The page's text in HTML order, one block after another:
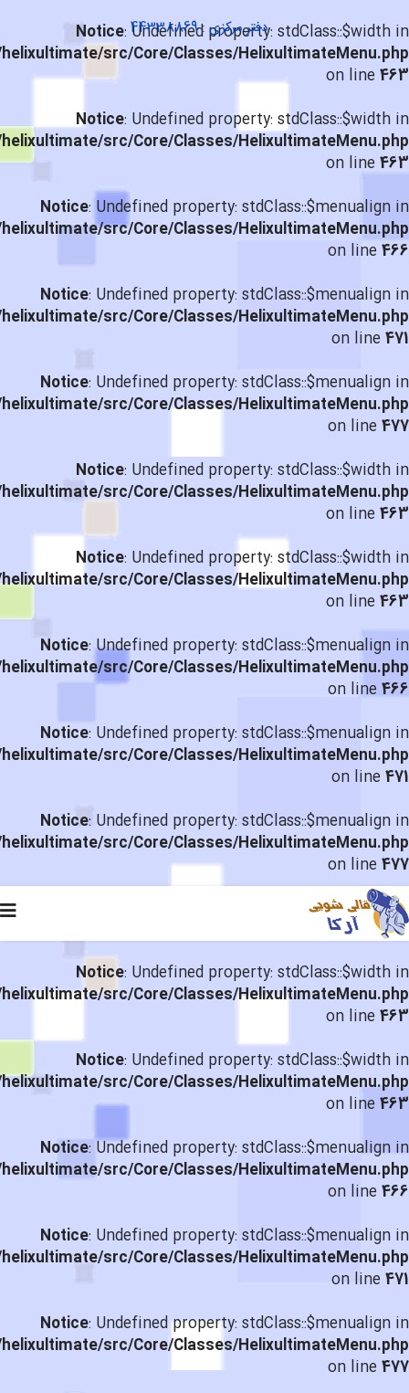
Notice: Undefined property: stdClass::$width in
src/Core/Classes/HelixultimateMenu.php
on line463
Notice: Undefined property: stdClass::$width in
src/Core/Classes/HelixultimateMenu.php
on line463
Notice: Undefined property: stdClass::$menualign in
src/Core/Classes/HelixultimateMenu.php
on line466
Notice: Undefined property: stdClass::$menualign in
src/Core/Classes/HelixultimateMenu.php
on line471
Notice: Undefined property: stdClass::$menualign in
src/Core/Classes/HelixultimateMenu.php
on line477
Notice: Undefined property: stdClass::$width in
src/Core/Classes/HelixultimateMenu.php
on line463
Notice: Undefined property: stdClass::$width in
src/Core/Classes/HelixultimateMenu.php
on line463
Notice: Undefined property: stdClass::$menualign in
src/Core/Classes/HelixultimateMenu.php
on line466
Notice: Undefined property: stdClass::$menualign in
src/Core/Classes/HelixultimateMenu.php
on line471
Notice: Undefined property: stdClass::$menualign in
src/Core/Classes/HelixultimateMenu.php
on line477
Notice: Undefined property: stdClass::$width in
src/Core/Classes/HelixultimateMenu.php
on line463
Notice: Undefined property: stdClass::$width in
src/Core/Classes/HelixultimateMenu.php
on line463
Notice: Undefined property: stdClass::$menualign in
src/Core/Classes/HelixultimateMenu.php
on line466
Notice: Undefined property: stdClass::$menualign in
src/Core/Classes/HelixultimateMenu.php
on line471
Notice: Undefined property: stdClass::$menualign in
src/Core/Classes/HelixultimateMenu.php
on line477
دفتر مرکزی : 44338869